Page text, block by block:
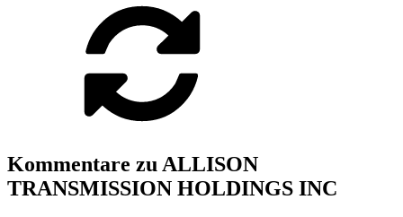
Kommentare zu ALLISON
TRANSMISSION HOLDINGS INC